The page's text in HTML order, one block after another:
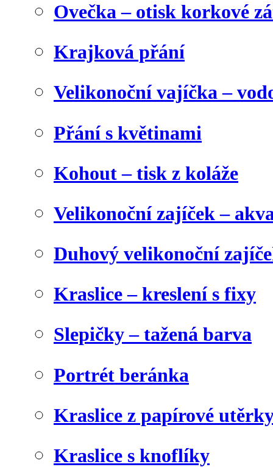
Ovečka – otisk korkové
Krajková přání
Velikonoční vajíčka –
Přání s květinami
Kohout – tisk z koláže
Velikonoční zajíček –
Duhový velikonoční
Kraslice – kreslení s fixy
Slepičky – tažená barva
Portrét beránka
Kraslice z papírové
Kraslice s knoflíky